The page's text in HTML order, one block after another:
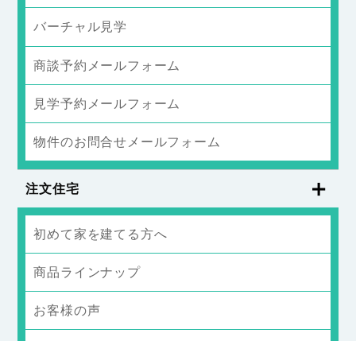
バーチャル見学
商談予約メールフォーム
見学予約メールフォーム
物件のお問合せメールフォーム
注文住宅
初めて家を建てる方へ
商品ラインナップ
お客様の声